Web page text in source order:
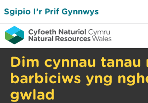
Sgipio I’r Prif Gynnwys
Dim cynnau tanau
barbiciws yng
gwlad